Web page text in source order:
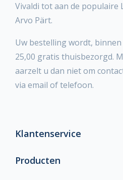
Vivaldi tot aan de populaire
Arvo Pärt.
Uw bestelling wordt,
25,00 gratis thuisbezorgd.
aarzelt u dan niet om
via email of telefoon.
Klantenservice
Producten